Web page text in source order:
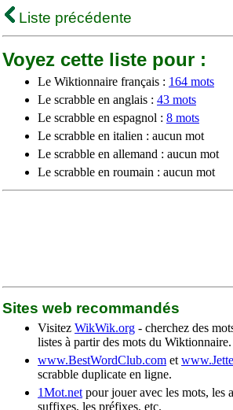
Liste précédente
Voyez cette liste pour :
Le Wiktionnaire français : 164 mots
Le scrabble en anglais : 43 mots
Le scrabble en espagnol : 8 mots
Le scrabble en italien : aucun mot
Le scrabble en allemand : aucun mot
Le scrabble en roumain : aucun mot
Sites web recommandés
Visitez WikWik.org - cherchez des
listes à partir des mots du Wiktionnaire.
www.BestWordClub.com et
scrabble duplicate en ligne.
1Mot.net pour jouer avec les mots, les
suffixes, les préfixes, etc.